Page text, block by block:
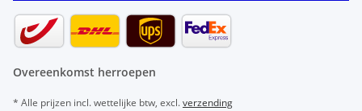
Overeenkomst herroepen
* Alle prijzen incl. wettelijke btw, excl.verzending